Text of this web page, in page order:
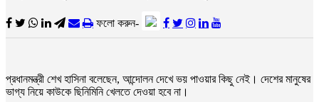
ফলো করুন-
প্রধানমন্ত্রী শেখ হাসিনা বলেছেন, আন্দোলন দেখে ভয় পাওয়ার কিছু নেই। দেশের মানুষের
ভাগ্য নিয়ে কাউকে ছিনিমিনি খেলতে দেওয়া হবে না।